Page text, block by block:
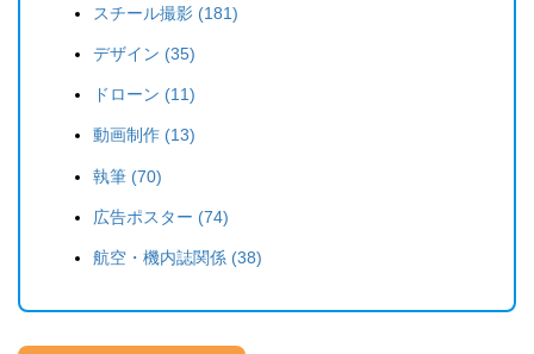
スチール撮影 (181)
デザイン (35)
ドローン (11)
動画制作 (13)
執筆 (70)
広告ポスター (74)
航空・機内誌関係 (38)